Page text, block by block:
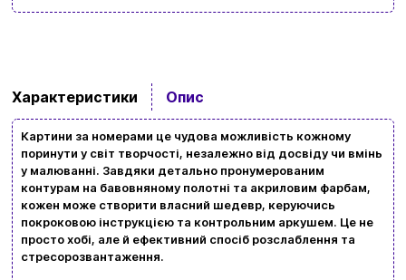
Характеристики Опис
Картини за номерами це чудова можливість кожному
поринути у світ творчості, незалежно від досвіду чи вмінь
у малюванні. Завдяки детально пронумерованим
контурам на бавовняному полотні та акриловим фарбам,
кожен може створити власний шедевр, керуючись
покроковою інструкцією та контрольним аркушем. Це не
просто хобі, але й ефективний спосіб розслаблення та
стресорозвантаження.
Вхід Реєстрація